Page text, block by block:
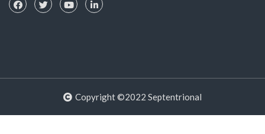
Copyright ©2022 Septentrional